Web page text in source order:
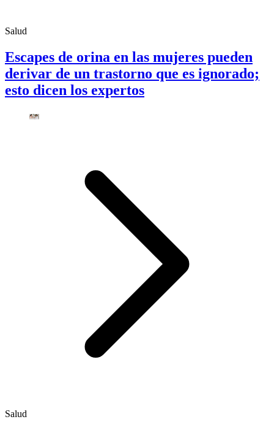
Salud
Escapes de orina en las mujeres pueden
derivar de un trastorno que es ignorado;
esto dicen los expertos
Salud